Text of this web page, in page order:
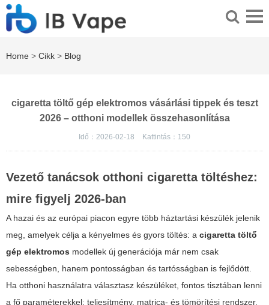
Home > Cikk > Blog
cigaretta töltő gép elektromos vásárlási tippek és teszt
2026 – otthoni modellek összehasonlítása
Idő：2026-02-18 Kattintás： 150
Vezető tanácsok otthoni cigaretta töltéshez:
mire figyelj 2026-ban
A hazai és az európai piacon egyre több háztartási készülék jelenik
meg, amelyek célja a kényelmes és gyors töltés: a cigaretta töltő
gép elektromos modellek új generációja már nem csak
sebességben, hanem pontosságban és tartósságban is fejlődött.
Ha otthoni használatra választasz készüléket, fontos tisztában lenni
a fő paraméterekkel: teljesítmény, matrica- és tömörítési rendszer,